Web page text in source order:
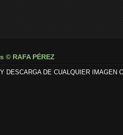
© RAFA PÉREZ
DESCARGA DE CUALQUIER